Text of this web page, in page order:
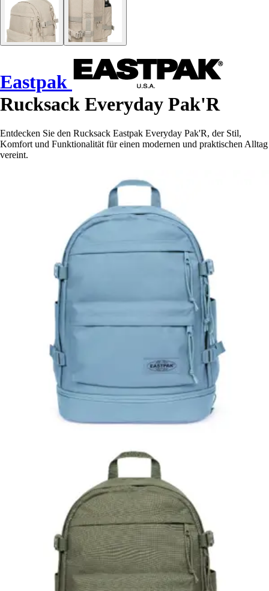
Eastpak
Rucksack Everyday Pak'R
Entdecken Sie den Rucksack Eastpak Everyday Pak'R, der Stil,
Komfort und Funktionalität für einen modernen und praktischen Alltag
vereint.